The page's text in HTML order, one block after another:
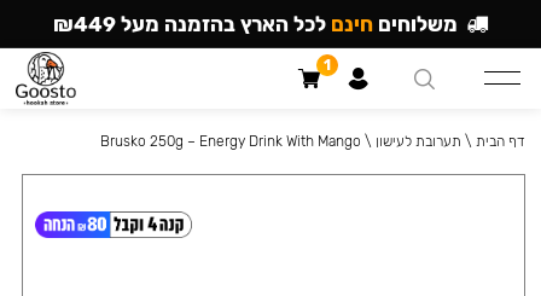
דף הבית \ תערובת לעישון \
Brusko 250g – Energy Drink With Mango
משלוחים חינם לכל הארץ בהזמנה מעל ₪449
1